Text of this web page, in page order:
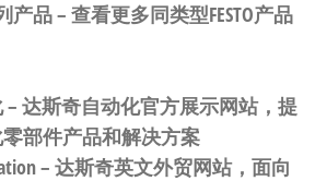
产品– 查看更多同类型FESTO产品
– 达斯奇自动化官方展示网站，提
部件产品和解决方案
– 达斯奇英文外贸网站，面向